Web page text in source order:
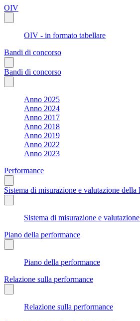
OIV
OIV - in formato tabellare
Bandi di concorso
Bandi di concorso
Anno 2025
Anno 2024
Anno 2017
Anno 2018
Anno 2019
Anno 2022
Anno 2023
Performance
Sistema di misurazione e valutazione della
Sistema di misurazione e
Piano della performance
Piano della performance
Relazione sulla performance
Relazione sulla performance